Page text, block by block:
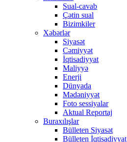
Sual-cavab
Çətin sual
Bizimkiler
Xəbərlər
Siyasət
Cəmiyyət
İqtisadiyyat
Maliyyə
Enerji
Dünyada
Mədəniyyət
Foto sessiyalar
Aktual Reportaj
Buraxılışlar
Bülleten Siyasət
Bülleten İqtisadiyyat